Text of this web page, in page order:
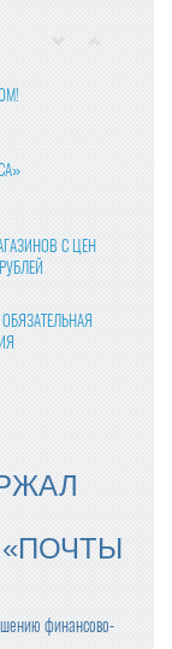
С ЦЕН
ПРОДУКЦИИ
СЕТЯХ ВЫРОСЛ
НА 13-17%
финансово-